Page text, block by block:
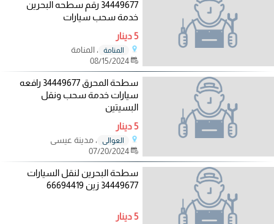
34449677 رقم سطحه البحرين
خدمة سحب سيارات
5 دينار
المنامة
، المنامة
08/15/2024
سطحة المحرق 34449677 رافعه
سيارات خدمة سحب ونقل
البسيتين
5 دينار
العوالي
، مدينة عيسى
07/20/2024
سطحة البحرين لنقل السيارات
34449677 زين 66694419
5 دينار